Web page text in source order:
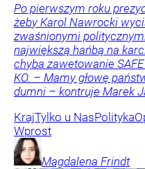
Po pierwszym roku
żeby Karol Nawrocki
zwaśnionymi
największą hańbą na
chyba zawetowanie
KO. – Mamy głowę
dumni – kontruje Marek
KrajTylko u NasPolityka
Wprost
Magdalena Frindt